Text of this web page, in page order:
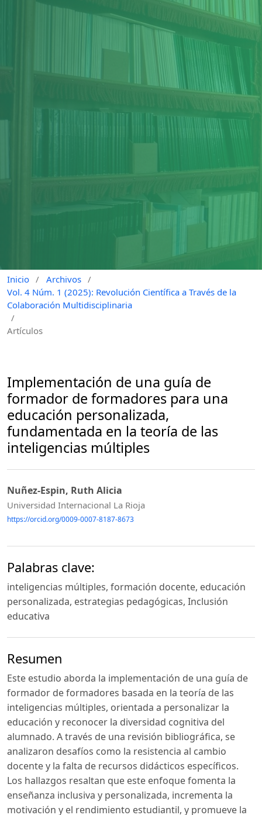
Inicio / Archivos /
Vol. 4 Núm. 1 (2025): Revolución Científica a Través de la
Colaboración Multidisciplinaria
/
Artículos
Implementación de una guía de
formador de formadores para una
educación personalizada,
fundamentada en la teoría de las
inteligencias múltiples
Nuñez-Espin, Ruth Alicia
Universidad Internacional La Rioja
https://orcid.org/0009-0007-8187-8673
Palabras clave:
inteligencias múltiples, formación docente, educación
personalizada, estrategias pedagógicas, Inclusión
educativa
Resumen
Este estudio aborda la implementación de una guía de
formador de formadores basada en la teoría de las
inteligencias múltiples, orientada a personalizar la
educación y reconocer la diversidad cognitiva del
alumnado. A través de una revisión bibliográfica, se
analizaron desafíos como la resistencia al cambio
docente y la falta de recursos didácticos específicos.
Los hallazgos resaltan que este enfoque fomenta la
enseñanza inclusiva y personalizada, incrementa la
motivación y el rendimiento estudiantil, y promueve la